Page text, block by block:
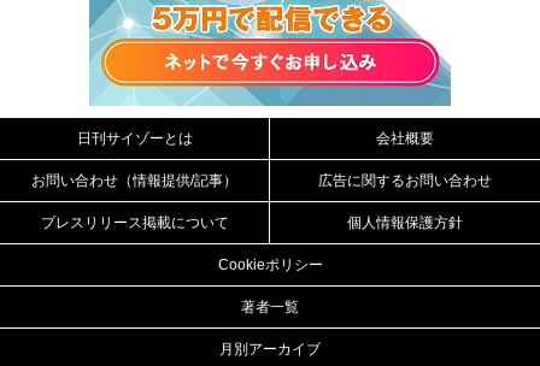
日刊サイゾーとは 会社概要
お問い合わせ（情報提供/記事） 広告に関するお問い合わせ
プレスリリース掲載について 個人情報保護方針
Cookieポリシー
著者一覧
月別アーカイブ